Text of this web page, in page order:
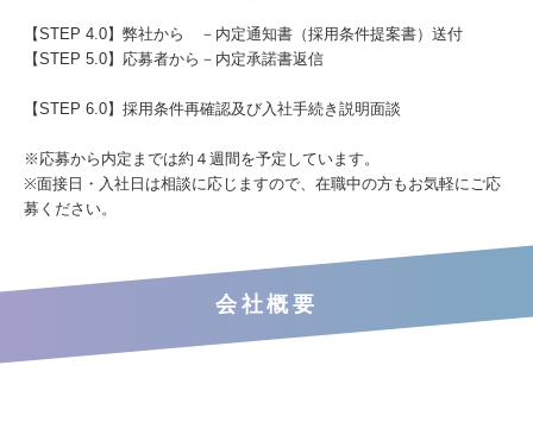
【STEP 4.0】弊社から －内定通知書（採用条件提案書）送付
【STEP 5.0】応募者から－内定承諾書返信
【STEP 6.0】採用条件再確認及び入社手続き説明面談
※応募から内定までは約４週間を予定しています。
※面接日・入社日は相談に応じますので、在職中の方もお気軽にご応
募ください。
会社概要